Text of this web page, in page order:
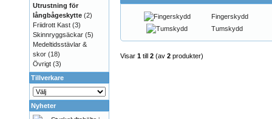
Fingerskydd
Tumskydd
Visar1 till2 (av2 produkter)
Utrustning för
långbågeskytte (2)
Friidrott Kast (3)
Skinnryggsäckar (5)
Medeltidsstävlar &
skor (18)
Övrigt (3)
Tillverkare
Nyheter